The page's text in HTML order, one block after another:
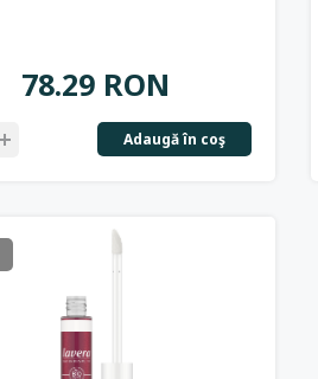
78.29 RON
Adaugă în coş